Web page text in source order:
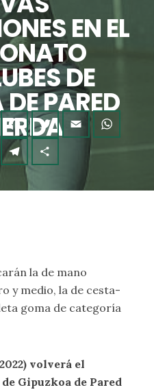
EN EL
DE
PARED
la de mano
y medio, la de cesta-
goma de categoría
volverá el
Gipuzkoa de Pared